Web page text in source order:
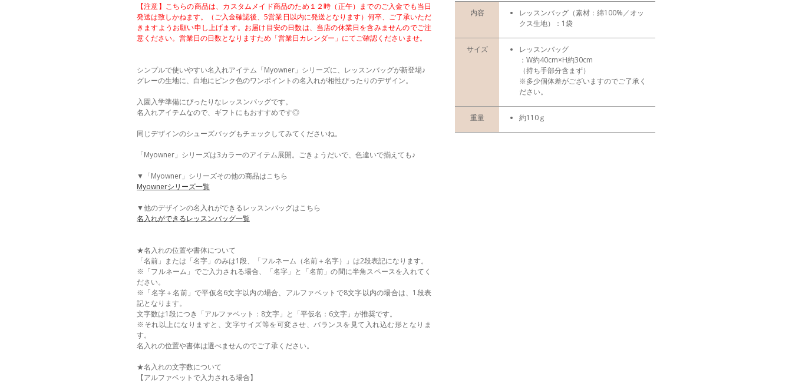
【注意】こちらの商品は、カスタムメイド商品のため１２時（正午）までのご入金でも当日
発送は致しかねます。（ご入金確認後、5営業日以内に発送となります）何卒、ご了承いただ
きますようお願い申し上げます。お届け目安の日数は、当店の休業日を含みませんのでご注
意ください。営業日の日数となりますため「営業日カレンダー」にてご確認くださいませ。
シンプルで使いやすい名入れアイテム「Myowner」シリーズに、レッスンバッグが新登場♪
グレーの生地に、白地にピンク色のワンポイントの名入れが相性ぴったりのデザイン。
入園入学準備にぴったりなレッスンバッグです。
名入れアイテムなので、ギフトにもおすすめです◎
同じデザインのシューズバッグもチェックしてみてくださいね。
「Myowner」シリーズは3カラーのアイテム展開。ごきょうだいで、色違いで揃えても♪
▼「Myowner」シリーズその他の商品はこちら
Myownerシリーズ一覧
▼他のデザインの名入れができるレッスンバッグはこちら
名入れができるレッスンバッグ一覧
★名入れの位置や書体について
「名前」または「名字」のみは1段、「フルネーム（名前＋名字）」は2段表記になります。
※「フルネーム」でご入力される場合、「名字」と「名前」の間に半角スペースを入れてく
ださい。
※「名字＋名前」で平仮名6文字以内の場合、アルファベットで8文字以内の場合は、1段表
記となります。
文字数は1段につき「アルファベット：8文字」と「平仮名：6文字」が推奨です。
※それ以上になりますと、文字サイズ等を可変させ、バランスを見て入れ込む形となりま
す。
名入れの位置や書体は選べませんのでご了承ください。
★名入れの文字数について
【アルファベットで入力される場合】
内容
レッスンバッグ（素材：綿100%／オッ
クス生地）：1袋
サイズ
レッスンバッグ
：W約40cm×H約30cm
（持ち手部分含まず）
※多少個体差がございますのでご了承く
ださい。
重量 約110ｇ